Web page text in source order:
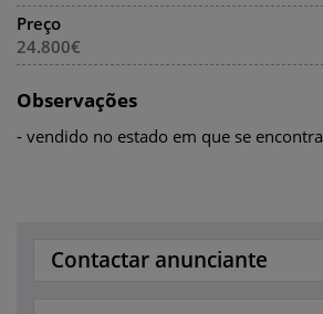
Preço
24.800€
Observações
- vendido no estado em que se encontra
Contactar anunciante